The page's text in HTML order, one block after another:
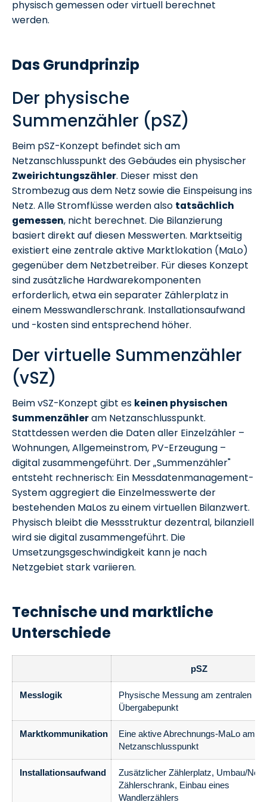
physisch gemessen oder virtuell berechnet
werden.
Das Grundprinzip
Der physische
Summenzähler (pSZ)
Beim pSZ-Konzept befindet sich am
Netzanschlusspunkt des Gebäudes ein physischer
Zweirichtungszähler. Dieser misst den
Strombezug aus dem Netz sowie die Einspeisung ins
Netz. Alle Stromflüsse werden also tatsächlich
gemessen, nicht berechnet. Die Bilanzierung
basiert direkt auf diesen Messwerten. Marktseitig
existiert eine zentrale aktive Marktlokation (MaLo)
gegenüber dem Netzbetreiber. Für dieses Konzept
sind zusätzliche Hardwarekomponenten
erforderlich, etwa ein separater Zählerplatz in
einem Messwandlerschrank. Installationsaufwand
und -kosten sind entsprechend höher.
Der virtuelle Summenzähler
(vSZ)
Beim vSZ-Konzept gibt es keinen physischen
Summenzähleram Netzanschlusspunkt.
Stattdessen werden die Daten aller Einzelzähler –
Wohnungen, Allgemeinstrom, PV-Erzeugung –
digital zusammengeführt. Der „Summenzähler"
entsteht rechnerisch: Ein Messdatenmanagement-
System aggregiert die Einzelmesswerte der
bestehenden MaLos zu einem virtuellen Bilanzwert.
Physisch bleibt die Messstruktur dezentral, bilanziell
wird sie digital zusammengeführt. Die
Umsetzungsgeschwindigkeit kann je nach
Netzgebiet stark variieren.
Technische und marktliche
Unterschiede
pSZ
Messlogik
Physische Messung am zentralen
Übergabepunkt
Marktkommunikation
Eine aktive Abrechnungs-MaLo am
Netzanschlusspunkt
Installationsaufwand
Zusätzlicher Zählerplatz, Umbau/
Zählerschrank, Einbau eines
Wandlerzählers